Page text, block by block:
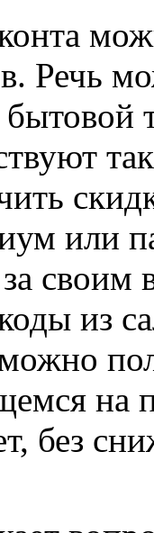
Речь
бытовой
или
своим
из
на
без